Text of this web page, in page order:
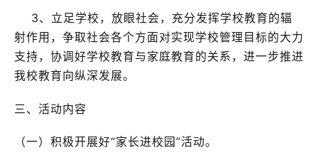
3、立足学校，放眼社会，充分发挥学校教育的辐
射作用，争取社会各个方面对实现学校管理目标的大力
支持，协调好学校教育与家庭教育的关系，进一步推进
我校教育向纵深发展。
三、活动内容
（一）积极开展好“家长进校园”活动。